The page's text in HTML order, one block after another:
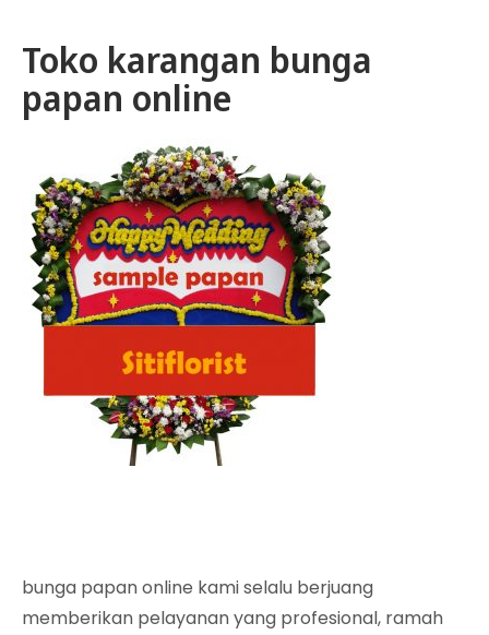
Toko karangan bunga
papan online
bunga papan online kami selalu berjuang
memberikan pelayanan yang profesional, ramah